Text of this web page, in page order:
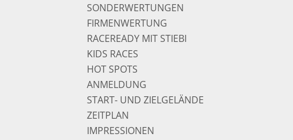
SONDERWERTUNGEN
FIRMENWERTUNG
RACEREADY MIT STIEBI
KIDS RACES
HOT SPOTS
ANMELDUNG
START- UND ZIELGELÄNDE
ZEITPLAN
IMPRESSIONEN